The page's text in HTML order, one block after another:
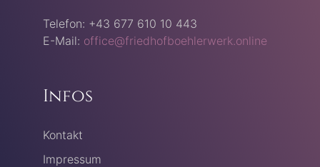
Telefon: +43 677 610 10 443
E-Mail: office@friedhofboehlerwerk.online
Infos
Kontakt
Impressum